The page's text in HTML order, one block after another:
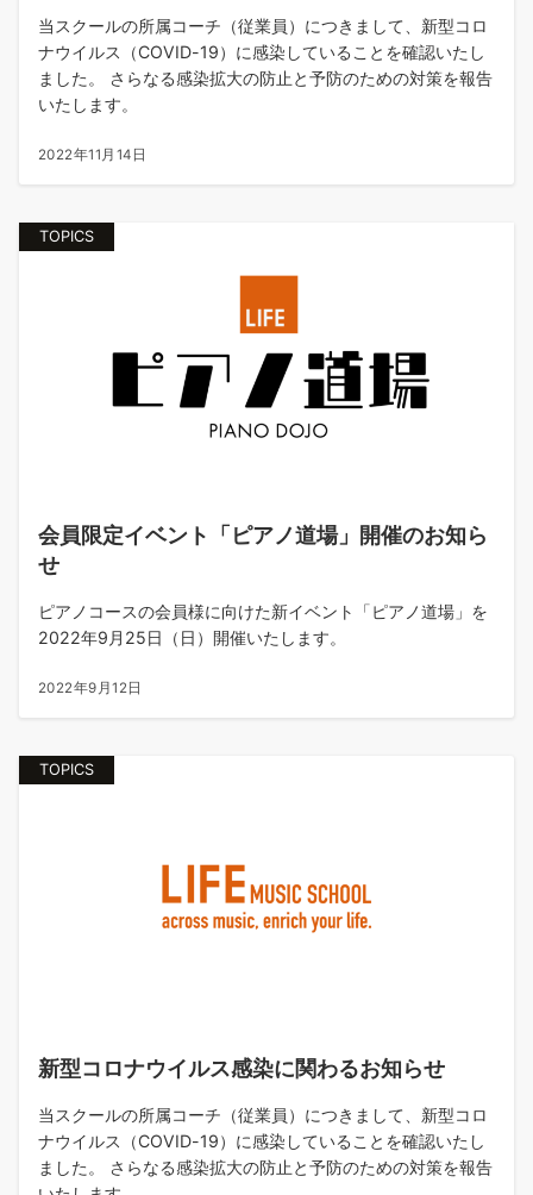
当スクールの所属コーチ（従業員）につきまして、新型コロ
ナウイルス（COVID-19）に感染していることを確認いたし
ました。 さらなる感染拡大の防止と予防のための対策を報告
いたします。
2022年11月14日
TOPICS
会員限定イベント「ピアノ道場」開催のお知ら
せ
ピアノコースの会員様に向けた新イベント「ピアノ道場」を
2022年9月25日（日）開催いたします。
2022年9月12日
TOPICS
新型コロナウイルス感染に関わるお知らせ
当スクールの所属コーチ（従業員）につきまして、新型コロ
ナウイルス（COVID-19）に感染していることを確認いたし
ました。 さらなる感染拡大の防止と予防のための対策を報告